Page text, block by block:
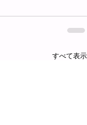
すべて表示